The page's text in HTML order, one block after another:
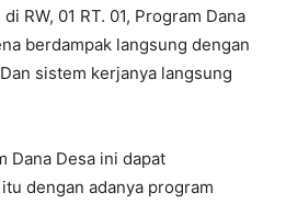
RW, 01 RT. 01, Program Dana
berdampak langsung dengan
sistem kerjanya langsung
Dana Desa ini dapat
dengan adanya program